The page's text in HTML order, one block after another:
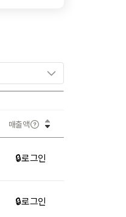
매출액
🔒 로그인
🔒 로그인